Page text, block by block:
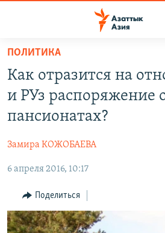
Вернуться
основному
содержанию
главной
навигации
Вернутся
поиску
КАЗАХСТАН
ТАДЖИКИСТАН
НОВОСТИ
ВОЙНА В УКРАИНЕ
ҚАЗАҚША
КЫРГЫЗЧА
ЎЗБЕКЧА
ТОҶИКӢ
Все сайты РСЕ/РС
ПОЛИТИКА
Как отразится на
и РУз распоряжение
пансионатах?
Замира КОЖОБАЕВА
6 апреля 2016, 10:17
Поделиться